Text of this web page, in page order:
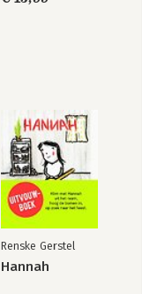
Renske Gerstel
Hannah